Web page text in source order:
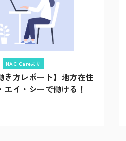
NAC Careより
き方レポート】地方在住
エイ・シーで働ける！